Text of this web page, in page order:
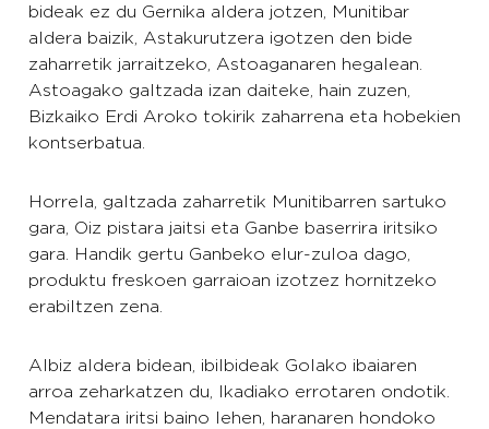
bideak ez du Gernika aldera jotzen, Munitibar
aldera baizik, Astakurutzera igotzen den bide
zaharretik jarraitzeko, Astoaganaren hegalean.
Astoagako galtzada izan daiteke, hain zuzen,
Bizkaiko Erdi Aroko tokirik zaharrena eta hobekien
kontserbatua.
Horrela, galtzada zaharretik Munitibarren sartuko
gara, Oiz pistara jaitsi eta Ganbe baserrira iritsiko
gara. Handik gertu Ganbeko elur-zuloa dago,
produktu freskoen garraioan izotzez hornitzeko
erabiltzen zena.
Albiz aldera bidean, ibilbideak Golako ibaiaren
arroa zeharkatzen du, Ikadiako errotaren ondotik.
Mendatara iritsi baino lehen, haranaren hondoko